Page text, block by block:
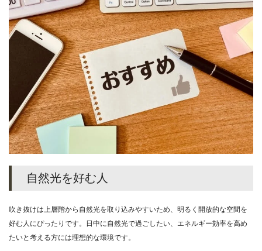
自然光を好む人
吹き抜けは上層階から自然光を取り込みやすいため、明るく開放的な空間を
好む人にぴったりです。日中に自然光で過ごしたい、エネルギー効率を高め
たいと考える方には理想的な環境です。